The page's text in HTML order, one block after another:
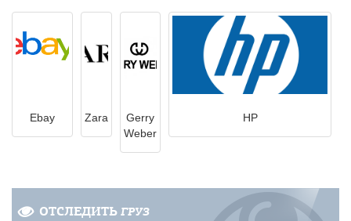
Ebay Zara
Gerry
Weber
HP
ОТСЛЕДИТЬ ГРУЗ